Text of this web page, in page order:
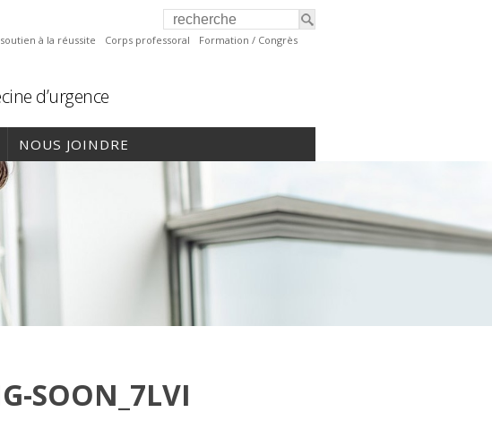
à la réussite Corps professoral Formation / Congrès
d’urgence
NOUS JOINDRE
SOON_7LVI